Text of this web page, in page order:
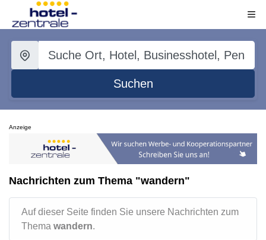
Suchen
Anzeige
Nachrichten zum Thema "wandern"
Auf dieser Seite finden Sie unsere Nachrichten zum
Thema wandern.